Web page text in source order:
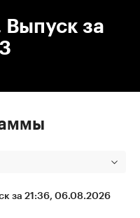
за
за 21:36, 06.08.2026